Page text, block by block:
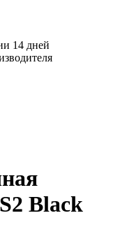
14 дней
Black